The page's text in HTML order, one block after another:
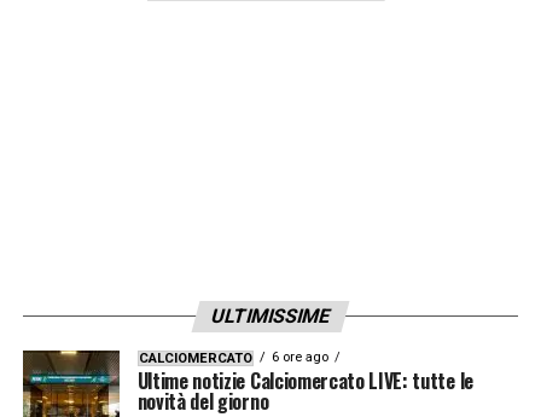
LA PLAYLIST DELLE NOSTRE TOP NEWS
ULTIMISSIME
CALCIOMERCATO 6 ore ago
Ultime notizie Calciomercato LIVE: tutte le
novità del giorno